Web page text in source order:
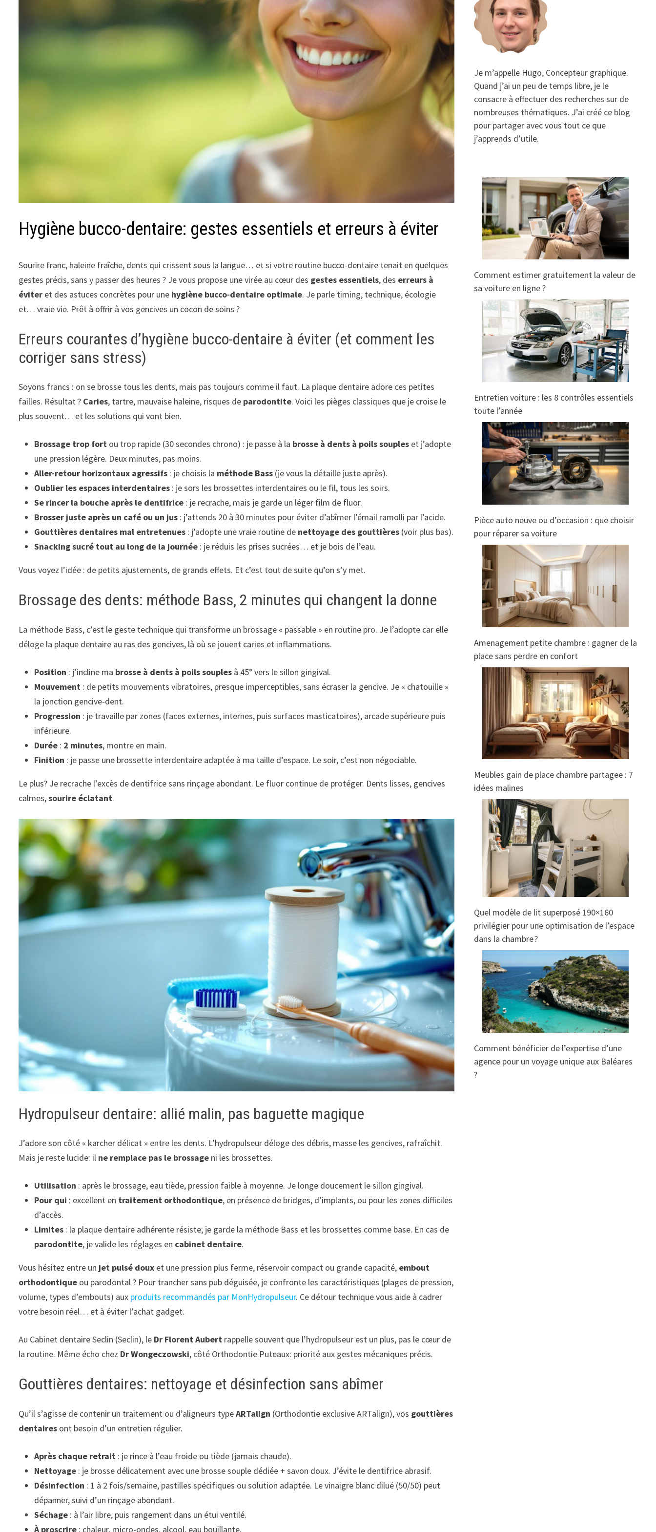
Hygiène bucco-dentaire: gestes essentiels et erreurs à éviter
Sourire franc, haleine fraîche, dents qui crissent sous la langue… et si votre routine bucco-dentaire tenait en quelques
gestes précis, sans y passer des heures ? Je vous propose une virée au cœur des gestes essentiels, des erreurs à
éviter et des astuces concrètes pour une hygiène bucco-dentaire optimale. Je parle timing, technique, écologie
et… vraie vie. Prêt à offrir à vos gencives un cocon de soins ?
Erreurs courantes d’hygiène bucco-dentaire à éviter (et comment les
corriger sans stress)
Soyons francs : on se brosse tous les dents, mais pas toujours comme il faut. La plaque dentaire adore ces petites
failles. Résultat ? Caries, tartre, mauvaise haleine, risques de parodontite. Voici les pièges classiques que je croise le
plus souvent… et les solutions qui vont bien.
Brossage trop fort ou trop rapide (30 secondes chrono) : je passe à la brosse à dents à poils souples et j’adopte
une pression légère. Deux minutes, pas moins.
Aller-retour horizontaux agressifs : je choisis la méthode Bass (je vous la détaille juste après).
Oublier les espaces interdentaires : je sors les brossettes interdentaires ou le fil, tous les soirs.
Se rincer la bouche après le dentifrice : je recrache, mais je garde un léger film de fluor.
Brosser juste après un café ou un jus : j’attends 20 à 30 minutes pour éviter d’abîmer l’émail ramolli par l’acide.
Gouttières dentaires mal entretenues : j’adopte une vraie routine de nettoyage des gouttières (voir plus bas).
Snacking sucré tout au long de la journée : je réduis les prises sucrées… et je bois de l’eau.
Vous voyez l’idée : de petits ajustements, de grands effets. Et c’est tout de suite qu’on s’y met.
Brossage des dents: méthode Bass, 2 minutes qui changent la donne
La méthode Bass, c’est le geste technique qui transforme un brossage « passable » en routine pro. Je l’adopte car elle
déloge la plaque dentaire au ras des gencives, là où se jouent caries et inflammations.
Position : j’incline ma brosse à dents à poils souples à 45° vers le sillon gingival.
Mouvement : de petits mouvements vibratoires, presque imperceptibles, sans écraser la gencive. Je « chatouille »
la jonction gencive-dent.
Progression : je travaille par zones (faces externes, internes, puis surfaces masticatoires), arcade supérieure puis
inférieure.
Durée : 2 minutes, montre en main.
Finition : je passe une brossette interdentaire adaptée à ma taille d’espace. Le soir, c’est non négociable.
Le plus? Je recrache l’excès de dentifrice sans rinçage abondant. Le fluor continue de protéger. Dents lisses, gencives
calmes,sourire éclatant.
Hydropulseur dentaire: allié malin, pas baguette magique
J’adore son côté « karcher délicat » entre les dents. L’hydropulseur déloge des débris, masse les gencives, rafraîchit.
Mais je reste lucide: il ne remplace pas le brossage ni les brossettes.
Utilisation : après le brossage, eau tiède, pression faible à moyenne. Je longe doucement le sillon gingival.
Pour qui : excellent en traitement orthodontique, en présence de bridges, d’implants, ou pour les zones difficiles
d’accès.
Limites : la plaque dentaire adhérente résiste; je garde la méthode Bass et les brossettes comme base. En cas de
parodontite, je valide les réglages en cabinet dentaire.
Vous hésitez entre un jet pulsé doux et une pression plus ferme, réservoir compact ou grande capacité, embout
orthodontique ou parodontal ? Pour trancher sans pub déguisée, je confronte les caractéristiques (plages de pression,
volume, types d’embouts) aux produits recommandés par MonHydropulseur. Ce détour technique vous aide à cadrer
votre besoin réel… et à éviter l’achat gadget.
Au Cabinet dentaire Seclin (Seclin), le Dr Florent Aubert rappelle souvent que l’hydropulseur est un plus, pas le cœur de
la routine. Même écho chez Dr Wongeczowski, côté Orthodontie Puteaux: priorité aux gestes mécaniques précis.
Gouttières dentaires: nettoyage et désinfection sans abîmer
Qu’il s’agisse de contenir un traitement ou d’aligneurs typeARTalign (Orthodontie exclusive ARTalign), vos gouttières
dentaires ont besoin d’un entretien régulier.
Après chaque retrait : je rince à l’eau froide ou tiède (jamais chaude).
Nettoyage : je brosse délicatement avec une brosse souple dédiée + savon doux. J’évite le dentifrice abrasif.
Désinfection : 1 à 2 fois/semaine, pastilles spécifiques ou solution adaptée. Le vinaigre blanc dilué (50/50) peut
dépanner, suivi d’un rinçage abondant.
Séchage : à l’air libre, puis rangement dans un étui ventilé.
À proscrire : chaleur, micro-ondes, alcool, eau bouillante.
Je m’appelle Hugo, Concepteur graphique.
Quand j’ai un peu de temps libre, je le
consacre à effectuer des recherches sur de
nombreuses thématiques. J’ai créé ce blog
pour partager avec vous tout ce que
j’apprends d’utile.
Comment estimer gratuitement la valeur de
sa voiture en ligne ?
Entretien voiture : les 8 contrôles essentiels
toute l’année
Pièce auto neuve ou d’occasion : que choisir
pour réparer sa voiture
Amenagement petite chambre : gagner de la
place sans perdre en confort
Meubles gain de place chambre partagee : 7
idées malines
Quel modèle de lit superposé 190×160
privilégier pour une optimisation de l’espace
dans la chambre ?
Comment bénéficier de l’expertise d’une
agence pour un voyage unique aux Baléares
?